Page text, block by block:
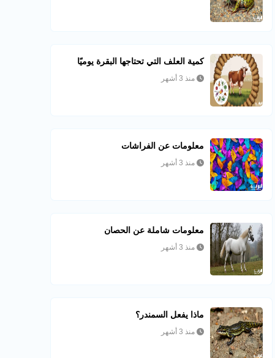
كمية العلف التي تحتاجها البقرة يوميًا
منذ 3 أشهر
معلومات عن الفراشات
منذ 3 أشهر
معلومات شاملة عن الحصان
منذ 3 أشهر
ماذا يفعل السمندر؟
منذ 3 أشهر